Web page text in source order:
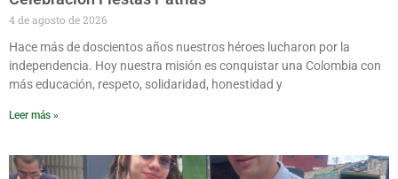
4 de agosto de 2026
Hace más de doscientos años nuestros héroes lucharon por la
independencia. Hoy nuestra misión es conquistar una Colombia con
más educación, respeto, solidaridad, honestidad y
Leer más »